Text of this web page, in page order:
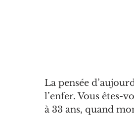
La pensée
l’enfer. Vous êtes-
à 33 ans, quand